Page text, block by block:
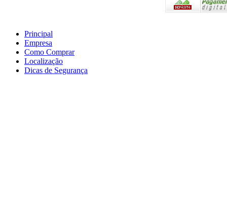
Principal
Empresa
Como Comprar
Localização
Dicas de Segurança